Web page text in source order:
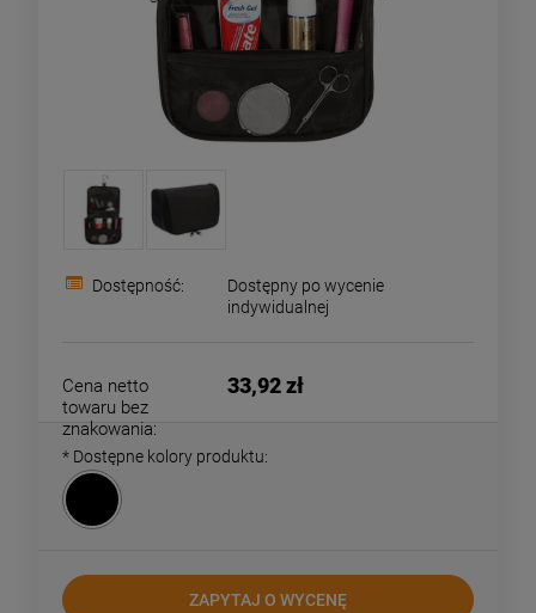
Dostępność:
Dostępny po wycenie
indywidualnej
Cena netto
towaru bez
znakowania:
33,92 zł
* Dostępne kolory produktu:
ZAPYTAJ O WYCENĘ